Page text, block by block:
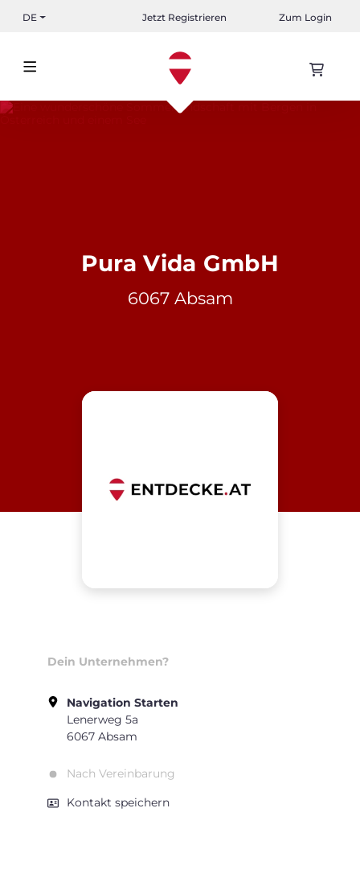
DE Jetzt Registrieren Zum Login
Pura Vida GmbH
6067 Absam
Dein Unternehmen?
Navigation Starten
Lenerweg 5a
6067 Absam
Nach Vereinbarung
Kontakt speichern